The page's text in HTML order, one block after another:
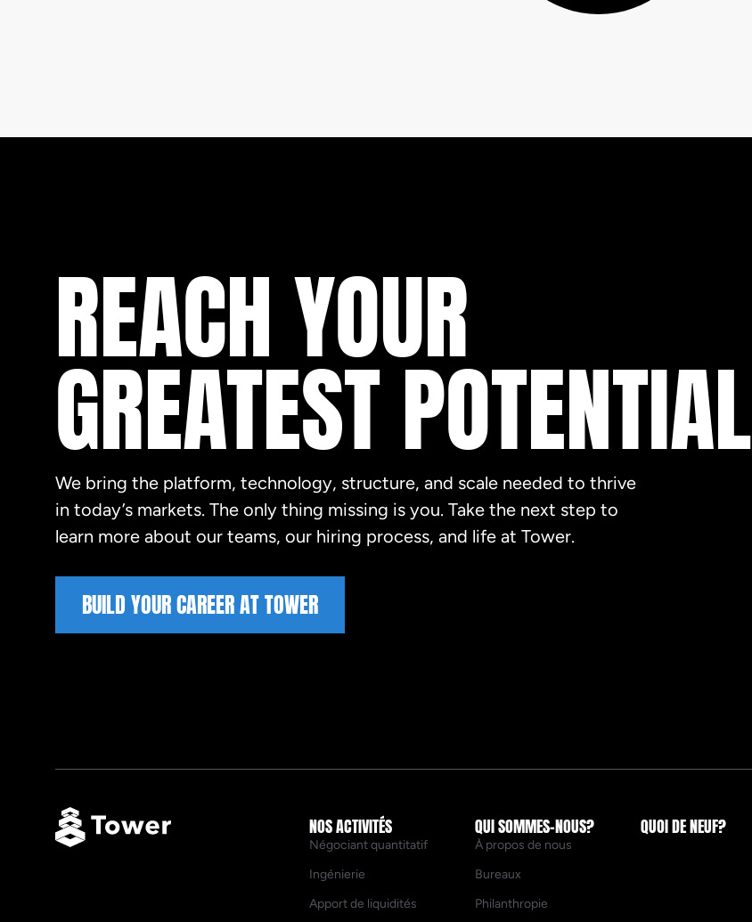
REACH YOUR
GREATEST POTENTIAL
We bring the platform, technology, structure, and scale needed to thrive
in today’s markets. The only thing missing is you. Take the next step to
learn more about our teams, our hiring process, and life at Tower.
BUILD YOUR CAREER AT TOWER
NOS ACTIVITÉS
Négociant quantitatif
Ingénierie
Apport de liquidités
QUI SOMMES-NOUS?
À propos de nous
Bureaux
Philanthropie
QUOI DE NEUF?